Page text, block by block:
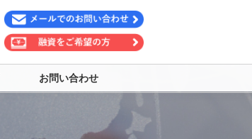
お問い合わせ